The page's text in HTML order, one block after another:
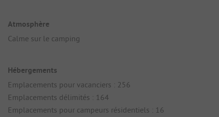
Atmosphère
Calme sur le camping
Hébergements
Emplacements pour vacanciers : 256
Emplacements délimités : 164
Emplacements pour campeurs résidentiels : 16